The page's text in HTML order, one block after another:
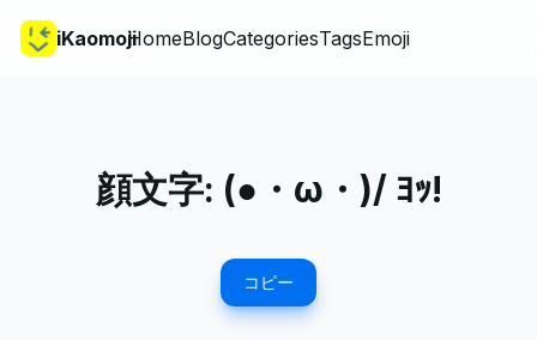
iKaomojiHomeBlogCategoriesTagsEmoji
顔文字: (●・ω・)/ ﾖｯ!
コピー